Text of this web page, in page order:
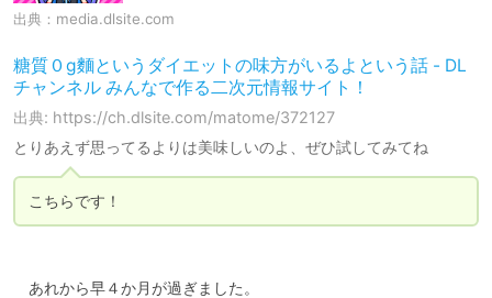
出典： media.dlsite.com
糖質０g麵というダイエットの味方がいるよという話 - DL
チャンネル みんなで作る二次元情報サイト！
出典: https://ch.dlsite.com/matome/372127
とりあえず思ってるよりは美味しいのよ、ぜひ試してみてね
こちらです！
あれから早４か月が過ぎました。